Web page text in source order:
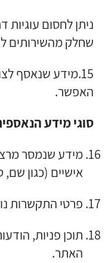
ניתן לחסום
שחלק מהשירותים
15.מידע שנאסף
האפשר.
סוגי מידע
מידע שנמסר
אישיים (כגון
פרטי התקשרות
תוכן פניות,
האתר.